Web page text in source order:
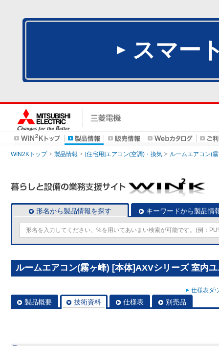
スマー
WIN2Kトップ 製品情報 [住宅用]エアコン(空調)・換気 ルームエアコン(
形名から製品情報を探す キーワードから製品情
ルームエアコン(霧ヶ峰) [本体]AXVシリーズ 室内
仕様表ダ
製品概要 技術資料 仕様表 別売品